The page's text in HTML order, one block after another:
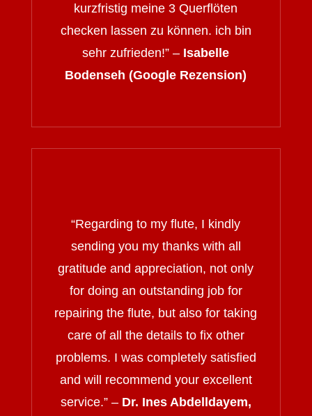
kurzfristig meine 3 Querflöten
checken lassen zu können. ich bin
sehr zufrieden!” – Isabelle
Bodenseh (Google Rezension)
“Regarding to my flute, I kindly
sending you my thanks with all
gratitude and appreciation, not only
for doing an outstanding job for
repairing the flute, but also for taking
care of all the details to fix other
problems. I was completely satisfied
and will recommend your excellent
service.” – Dr. Ines Abdelldayem,